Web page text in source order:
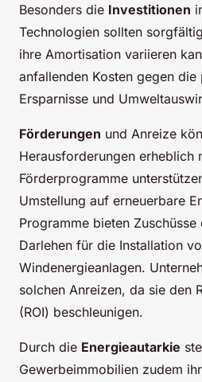
Besonders die Investitionen
Technologien sollten
ihre Amortisation variieren
anfallenden Kosten gegen die
Ersparnisse und
Förderungen und Anreize
Herausforderungen erheblich
Förderprogramme
Umstellung auf erneuerbare
Programme bieten
Darlehen für die Installation
Windenergieanlagen.
solchen Anreizen, da sie den
(ROI) beschleunigen.
Durch die Energieautarkie
Gewerbeimmobilien zudem